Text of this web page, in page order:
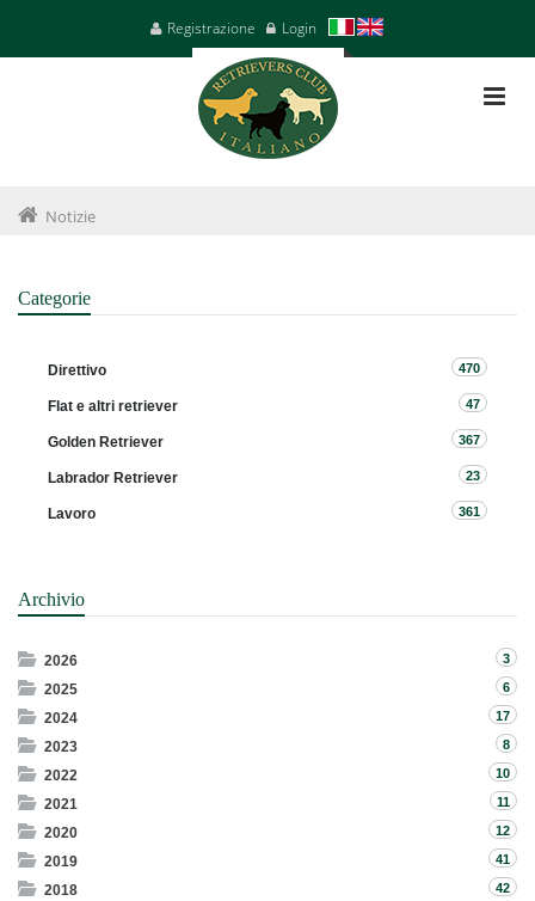
Registrazione Login
Notizie
Categorie
Direttivo 470
Flat e altri retriever 47
Golden Retriever 367
Labrador Retriever 23
Lavoro 361
Archivio
2026 3
2025 6
2024 17
2023 8
2022 10
2021 11
2020 12
2019 41
2018 42